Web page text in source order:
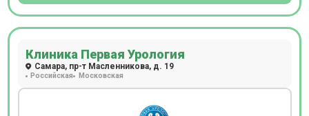
Клиника Первая Урология
Самара, пр-т Масленникова, д. 19
Российская Московская